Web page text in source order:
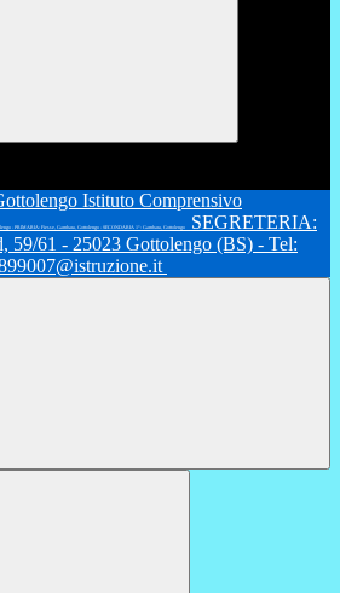
Istituto Comprensivo
- PRIMARIA: Fiesse, Gambara, Gottolengo - SECONDARIA 1°: Gambara, Gottolengo
SEGRETERIA:
59/61 - 25023 Gottolengo (BS) - Tel: